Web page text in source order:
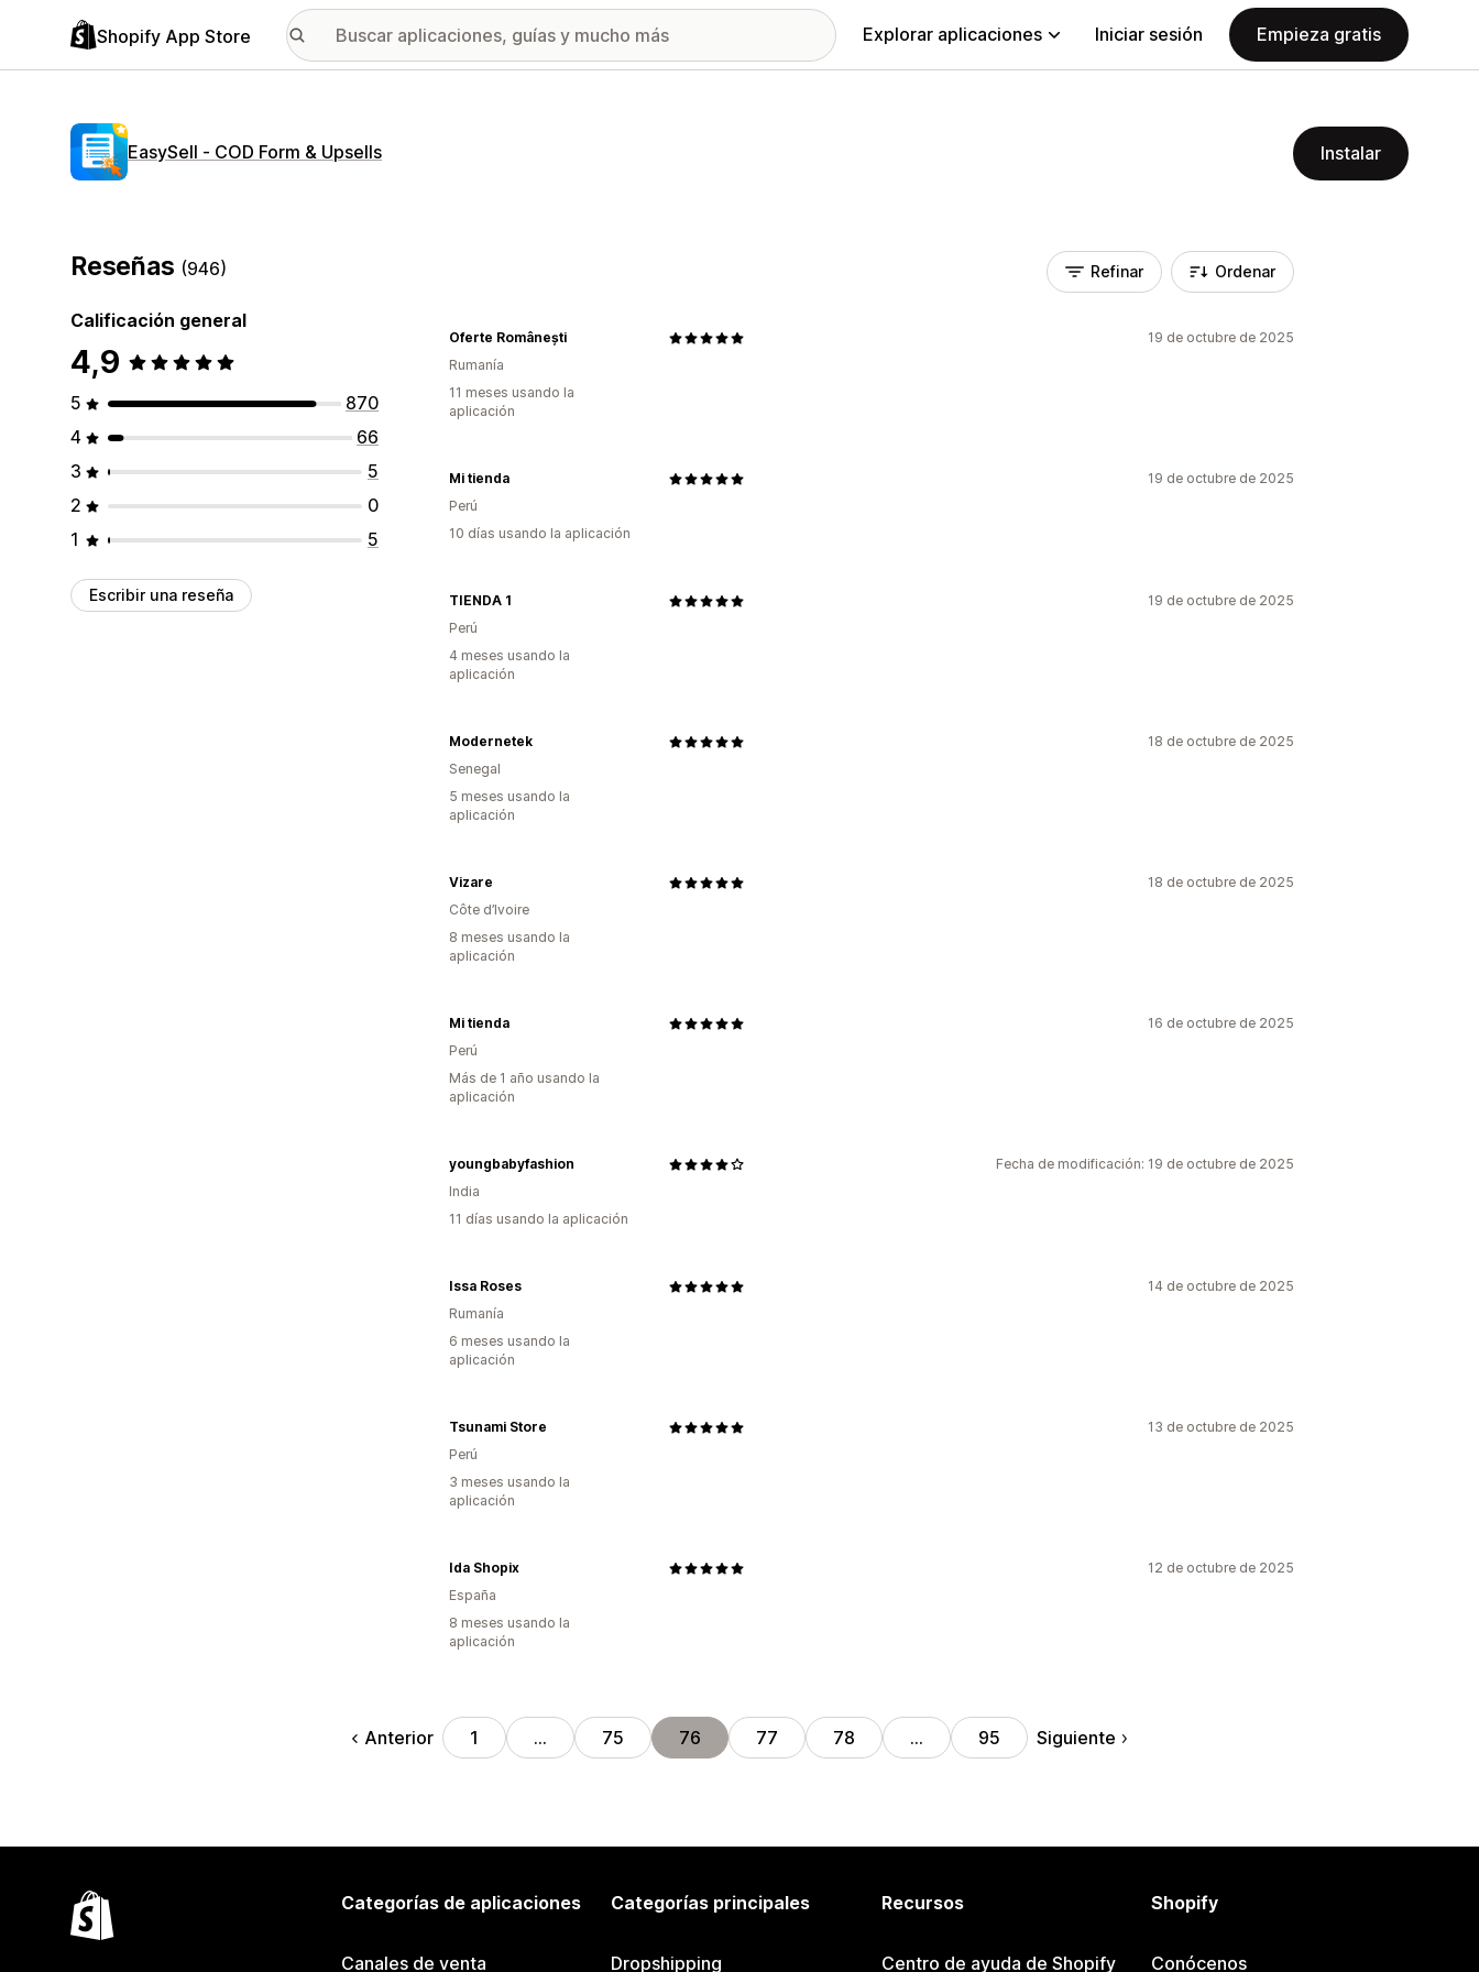
Shopify App Store Explorar aplicaciones Iniciar sesión Empieza gratis
EasySell ‑ COD Form & Upsells Instalar
Reseñas (946)
Calificación general
4,9
5
870
4
66
3
5
2
0
1
5
Escribir una reseña
Refinar Ordenar
19 de octubre de 2025
Oferte Românești
Rumanía
11 meses usando la
aplicación
19 de octubre de 2025
Mi tienda
Perú
10 días usando la aplicación
19 de octubre de 2025
TIENDA 1
Perú
4 meses usando la
aplicación
18 de octubre de 2025
Modernetek
Senegal
5 meses usando la
aplicación
18 de octubre de 2025
Vizare
Côte d’Ivoire
8 meses usando la
aplicación
16 de octubre de 2025
Mi tienda
Perú
Más de 1 año usando la
aplicación
Fecha de modificación: 19 de octubre de 2025
youngbabyfashion
India
11 días usando la aplicación
14 de octubre de 2025
Issa Roses
Rumanía
6 meses usando la
aplicación
13 de octubre de 2025
Tsunami Store
Perú
3 meses usando la
aplicación
12 de octubre de 2025
Ida Shopix
España
8 meses usando la
aplicación
Anterior 1 … 75 76 77 78 … 95 Siguiente
Categorías de aplicaciones
Canales de venta
Categorías principales
Dropshipping
Recursos
Centro de ayuda de Shopify
Shopify
Conócenos